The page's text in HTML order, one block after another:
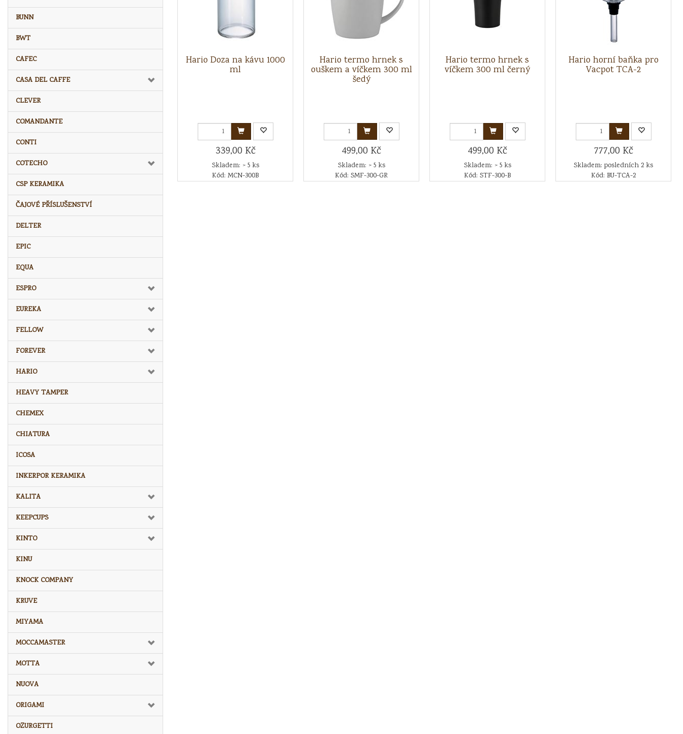
BUNN
BWT
CAFEC
CASA DEL CAFFE
CLEVER
COMANDANTE
CONTI
COTECHO
CSP KERAMIKA
ČAJOVÉ PŘÍSLUŠENSTVÍ
DELTER
EPIC
EQUA
ESPRO
EUREKA
FELLOW
FOREVER
HARIO
HEAVY TAMPER
CHEMEX
CHIATURA
ICOSA
INKERPOR KERAMIKA
KALITA
KEEPCUPS
KINTO
KINU
KNOCK COMPANY
KRUVE
MIYAMA
MOCCAMASTER
MOTTA
NUOVA
ORIGAMI
OZURGETTI
Hario Doza na kávu 1000
ml
339,00 Kč
Skladem: > 5 ks
Kód: MCN-300B
Hario termo hrnek s
ouškem a víčkem 300 ml
šedý
499,00 Kč
Skladem: > 5 ks
Kód: SMF-300-GR
Hario termo hrnek s
víčkem 300 ml černý
499,00 Kč
Skladem: > 5 ks
Kód: STF-300-B
Hario horní baňka pro
Vacpot TCA-2
777,00 Kč
Skladem: posledních 2 ks
Kód: BU-TCA-2